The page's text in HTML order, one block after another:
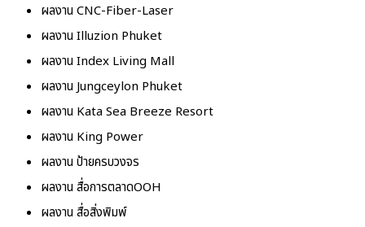
ผลงาน CNC-Fiber-Laser
ผลงาน Illuzion Phuket
ผลงาน Index Living Mall
ผลงาน Jungceylon Phuket
ผลงาน Kata Sea Breeze Resort
ผลงาน King Power
ผลงาน ป้ายครบวงจร
ผลงาน สื่อการตลาดOOH
ผลงาน สื่อสิ่งพิมพ์